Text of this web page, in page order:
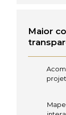
Maior